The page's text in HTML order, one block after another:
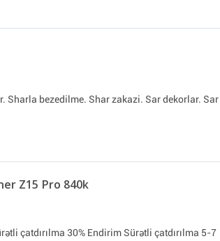
Sharla bezedilme. Shar zakazi. Sar dekorlar. Sar
Z15 Pro 840k
çatdırılma 30% Endirim Sürətli çatdırılma 5-7